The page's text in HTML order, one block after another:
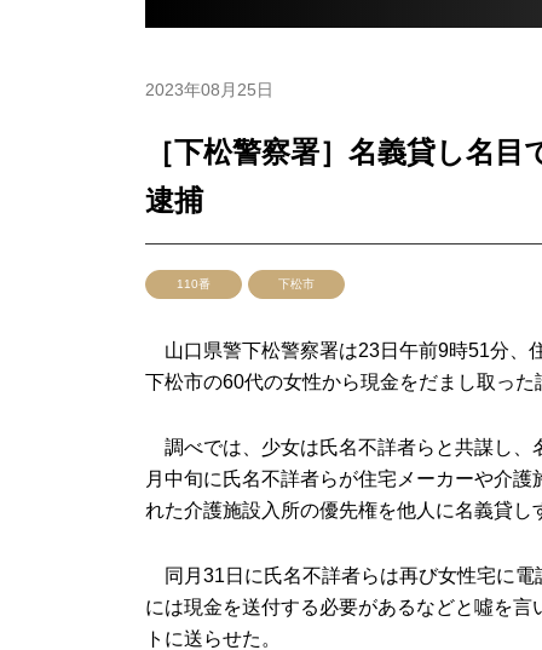
2023年08月25日
［下松警察署］名義貸し名
逮捕
110番 下松市
山口県警下松警察署は23日午前9時51分、
下松市の60代の女性から現金をだまし取っ
調べでは、少女は氏名不詳者らと共謀し、
月中旬に氏名不詳者らが住宅メーカーや介
れた介護施設入所の優先権を他人に名義貸
同月31日に氏名不詳者らは再び女性宅に電
には現金を送付する必要があるなどと噓を
トに送らせた。